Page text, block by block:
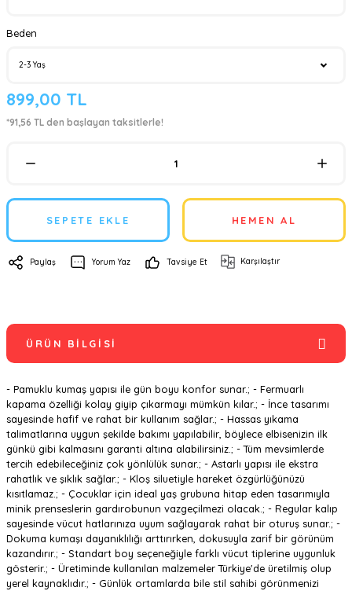
Beden
899,00 TL
*91,56 TL den başlayan taksitlerle!
SEPETE EKLE HEMEN AL
Paylaş Yorum Yaz Tavsiye Et Karşılaştır
ÜRÜN BILGISI
- Pamuklu kumaş yapısı ile gün boyu konfor sunar.; - Fermuarlı
kapama özelliği kolay giyip çıkarmayı mümkün kılar.; - İnce tasarımı
sayesinde hafif ve rahat bir kullanım sağlar.; - Hassas yıkama
talimatlarına uygun şekilde bakımı yapılabilir, böylece elbisenizin ilk
günkü gibi kalmasını garanti altına alabilirsiniz.; - Tüm mevsimlerde
tercih edebileceğiniz çok yönlülük sunar.; - Astarlı yapısı ile ekstra
rahatlık ve şıklık sağlar.; - Kloş siluetiyle hareket özgürlüğünüzü
kısıtlamaz.; - Çocuklar için ideal yaş grubuna hitap eden tasarımıyla
minik prenseslerin gardırobunun vazgeçilmezi olacak.; - Regular kalıp
sayesinde vücut hatlarınıza uyum sağlayarak rahat bir oturuş sunar.; -
Dokuma kumaşı dayanıklılığı arttırırken, dokusuyla zarif bir görünüm
kazandırır.; - Standart boy seçeneğiyle farklı vücut tiplerine uygunluk
gösterir.; - Üretiminde kullanılan malzemeler Türkiye'de üretilmiş olup
yerel kaynaklıdır.; - Günlük ortamlarda bile stil sahibi görünmenizi